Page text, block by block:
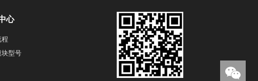
心
块型号